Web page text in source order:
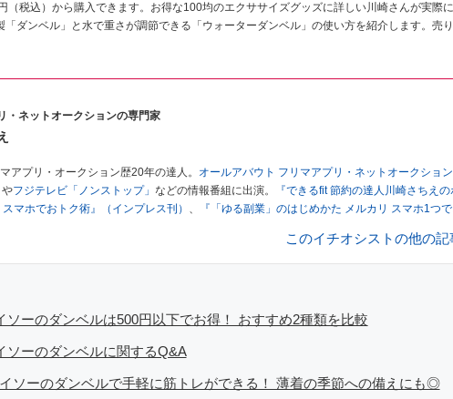
（税込）から購入できます。お得な100均のエクササイズグッズに詳しい川崎さんが実際
「ダンベル」と水で重さが調節できる「ウォーターダンベル」の使い方を紹介します。売
・ネットオークションの専門家
アプリ・オークション歴20年の達人。
オールアバウト フリマアプリ・ネットオークショ
やフジテレビ「ノンストップ」 などの情報番組に出演。
『できるfit 節約の達人川崎さちえの
マホでおトク術』（インプレス刊） 、
『「ゆる副業」のはじめかた メルカリ スマホ1つ
をするために、突然会社を辞める。翌月からの給料が０円になり、家にいながら、しかも
ンに目をつける。しかし、取引の仕方がわからずに、まずは落札者として参加。その後、
く、「ネットオークションやフリマアプリは生活のインフラになる」という考えを持つ。ま
は、ネットオークションやフリマアプリが家計の救世主になりえると考え、業者とは違う視
このイチオシストの他の記
ソーのダンベルは500円以下でお得！ おすすめ2種類を比較
ソーのダンベルに関するQ&A
ソーのダンベルで手軽に筋トレができる！ 薄着の季節への備えにも◎